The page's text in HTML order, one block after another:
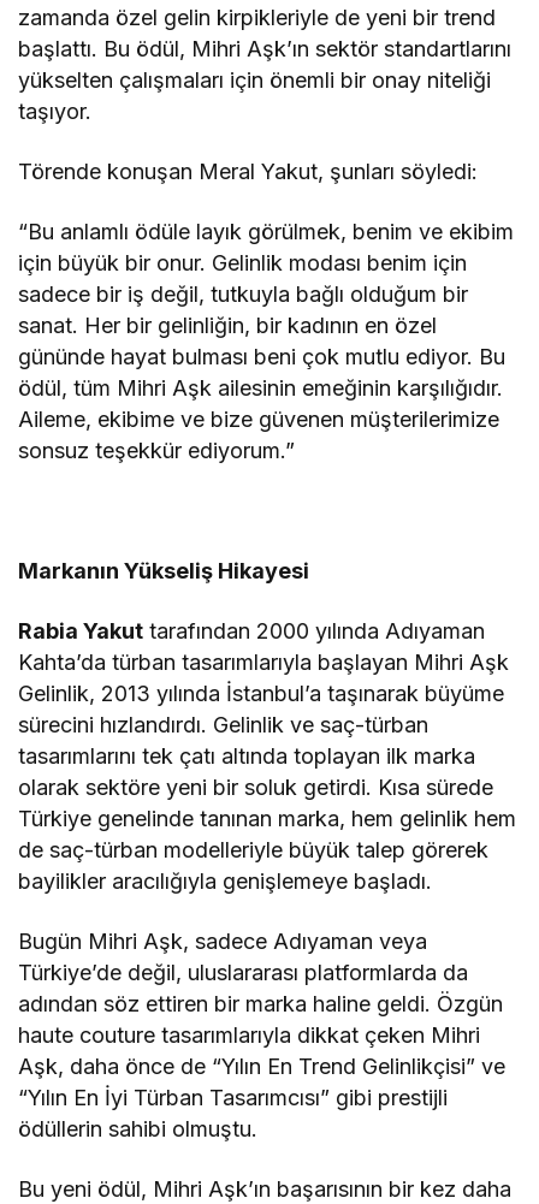
zamanda özel gelin kirpikleriyle de yeni bir trend
başlattı. Bu ödül, Mihri Aşk’ın sektör standartlarını
yükselten çalışmaları için önemli bir onay niteliği
taşıyor.
Törende konuşan Meral Yakut, şunları söyledi:
“Bu anlamlı ödüle layık görülmek, benim ve ekibim
için büyük bir onur. Gelinlik modası benim için
sadece bir iş değil, tutkuyla bağlı olduğum bir
sanat. Her bir gelinliğin, bir kadının en özel
gününde hayat bulması beni çok mutlu ediyor. Bu
ödül, tüm Mihri Aşk ailesinin emeğinin karşılığıdır.
Aileme, ekibime ve bize güvenen müşterilerimize
sonsuz teşekkür ediyorum.”
Markanın Yükseliş Hikayesi
Rabia Yakut tarafından 2000 yılında Adıyaman
Kahta’da türban tasarımlarıyla başlayan Mihri Aşk
Gelinlik, 2013 yılında İstanbul’a taşınarak büyüme
sürecini hızlandırdı. Gelinlik ve saç-türban
tasarımlarını tek çatı altında toplayan ilk marka
olarak sektöre yeni bir soluk getirdi. Kısa sürede
Türkiye genelinde tanınan marka, hem gelinlik hem
de saç-türban modelleriyle büyük talep görerek
bayilikler aracılığıyla genişlemeye başladı.
Bugün Mihri Aşk, sadece Adıyaman veya
Türkiye’de değil, uluslararası platformlarda da
adından söz ettiren bir marka haline geldi. Özgün
haute couture tasarımlarıyla dikkat çeken Mihri
Aşk, daha önce de “Yılın En Trend Gelinlikçisi” ve
“Yılın En İyi Türban Tasarımcısı” gibi prestijli
ödüllerin sahibi olmuştu.
Bu yeni ödül, Mihri Aşk’ın başarısının bir kez daha